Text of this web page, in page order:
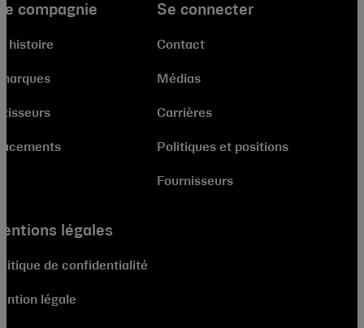
compagnie
histoire
Se connecter
Contact
Médias
Carrières
Politiques et positions
Fournisseurs
légales
de confidentialité
légale